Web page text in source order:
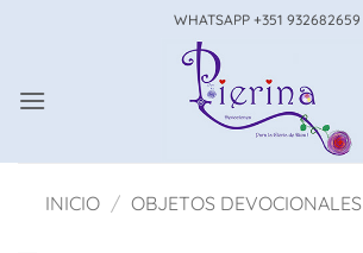
WHATSAPP +351 932682659
INICIO / OBJETOS DEVOCIONALES